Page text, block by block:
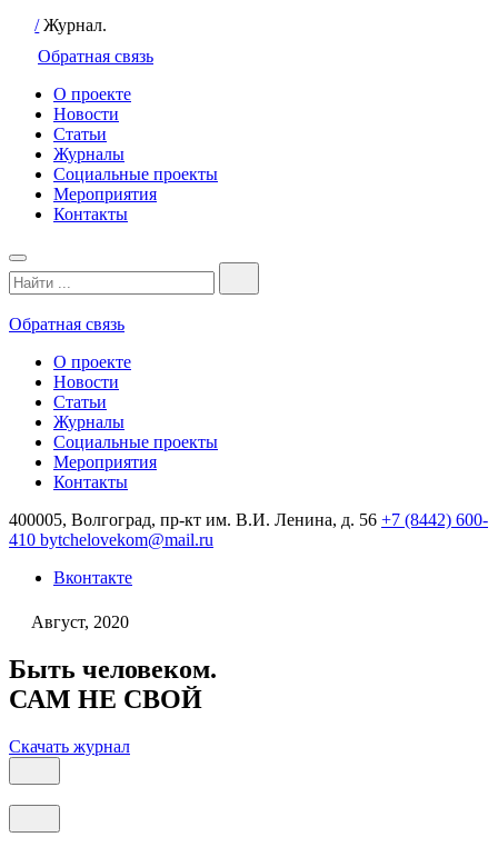
/ Журнал.
Обратная связь
О проекте
Новости
Статьи
Журналы
Социальные проекты
Мероприятия
Контакты
Обратная связь
О проекте
Новости
Статьи
Журналы
Социальные проекты
Мероприятия
Контакты
400005, Волгоград, пр-кт им. В.И. Ленина, д. 56 +7 (8442) 600-
410 bytchelovekom@mail.ru
Вконтакте
Август, 2020
Быть человеком.
САМ НЕ СВОЙ
Скачать журнал